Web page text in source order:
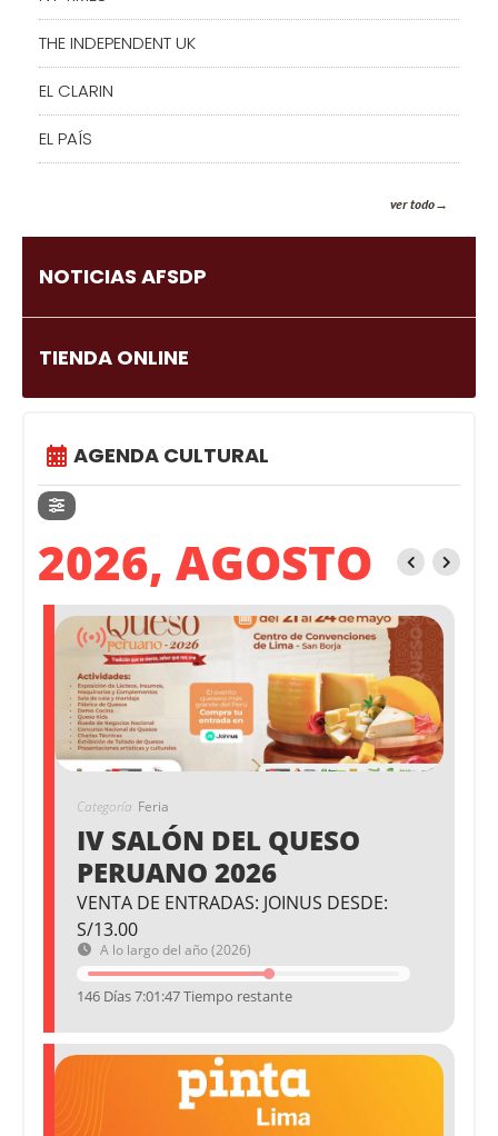
THE INDEPENDENT UK
EL CLARIN
EL PAÍS
ver todo
NOTICIAS AFSDP
TIENDA ONLINE
AGENDA CULTURAL
2026, AGOSTO
Categoría Feria
IV SALÓN DEL QUESO
PERUANO 2026
VENTA DE ENTRADAS: JOINUS DESDE:
S/13.00
A lo largo del año (2026)
146 Días 7:01:46 Tiempo restante